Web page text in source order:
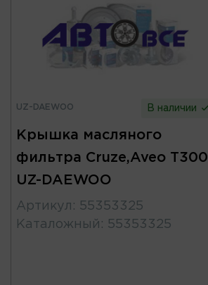
UZ-DAEWOO В наличии
Крышка масляного
фильтра Cruze,Aveo T300
UZ-DAEWOO
Артикул : 55353325
Каталожный : 55353325